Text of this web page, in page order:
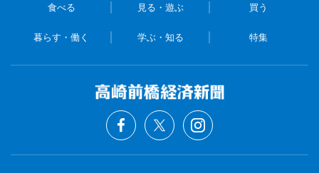
食べる 見る・遊ぶ 買う
暮らす・働く 学ぶ・知る 特集